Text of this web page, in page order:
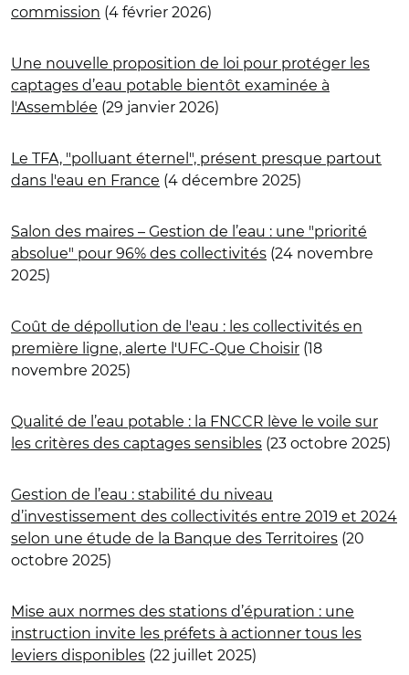
commission (4 février 2026)
Une nouvelle proposition de loi pour protéger les
captages d’eau potable bientôt examinée à
l'Assemblée (29 janvier 2026)
Le TFA, "polluant éternel", présent presque partout
dans l'eau en France (4 décembre 2025)
Salon des maires – Gestion de l’eau : une "priorité
absolue" pour 96% des collectivités (24 novembre
2025)
Coût de dépollution de l'eau : les collectivités en
première ligne, alerte l'UFC-Que Choisir (18
novembre 2025)
Qualité de l’eau potable : la FNCCR lève le voile sur
les critères des captages sensibles (23 octobre 2025)
Gestion de l’eau : stabilité du niveau
d’investissement des collectivités entre 2019 et 2024
selon une étude de la Banque des Territoires (20
octobre 2025)
Mise aux normes des stations d’épuration : une
instruction invite les préfets à actionner tous les
leviers disponibles (22 juillet 2025)